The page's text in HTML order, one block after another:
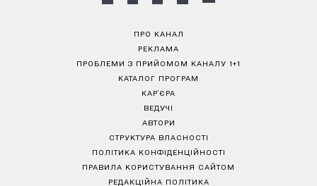
ПРО КАНАЛ
РЕКЛАМА
ПРОБЛЕМИ З ПРИЙОМОМ КАНАЛУ 1+1
КАТАЛОГ ПРОГРАМ
КАР’ЄРА
ВЕДУЧІ
АВТОРИ
СТРУКТУРА ВЛАСНОСТІ
ПОЛІТИКА КОНФІДЕНЦІЙНОСТІ
ПРАВИЛА КОРИСТУВАННЯ САЙТОМ
РЕДАКЦІЙНА ПОЛІТИКА